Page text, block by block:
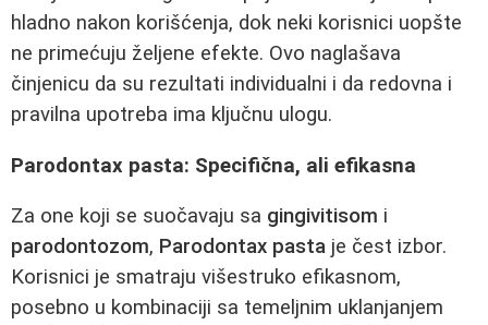
hladno nakon korišćenja, dok neki korisnici uopšte
ne primećuju željene efekte. Ovo naglašava
činjenicu da su rezultati individualni i da redovna i
pravilna upotreba ima ključnu ulogu.
Parodontax pasta: Specifična, ali efikasna
Za one koji se suočavaju sa gingivitisom i
parodontozom, Parodontax pasta je čest izbor.
Korisnici je smatraju višestruko efikasnom,
posebno u kombinaciji sa temeljnim uklanjanjem